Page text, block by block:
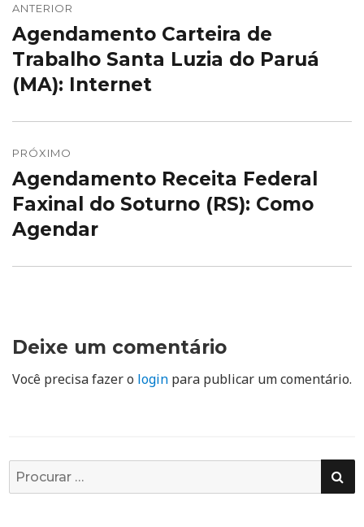
de
Post
ANTERIOR
Post
anterior:
Agendamento Carteira de
Trabalho Santa Luzia do Paruá
(MA): Internet
PRÓXIMO
Próximo
post:
Agendamento Receita Federal
Faxinal do Soturno (RS): Como
Agendar
Deixe um comentário
Você precisa fazer o login para publicar um comentário.
Busca
por: